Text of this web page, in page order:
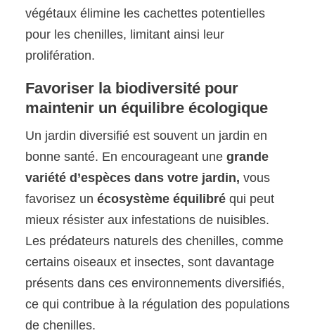
végétaux élimine les cachettes potentielles
pour les chenilles, limitant ainsi leur
prolifération.
Favoriser la biodiversité pour
maintenir un équilibre écologique
Un jardin diversifié est souvent un jardin en
bonne santé. En encourageant une grande
variété d’espèces dans votre jardin, vous
favorisez un écosystème équilibréqui peut
mieux résister aux infestations de nuisibles.
Les prédateurs naturels des chenilles, comme
certains oiseaux et insectes, sont davantage
présents dans ces environnements diversifiés,
ce qui contribue à la régulation des populations
de chenilles.